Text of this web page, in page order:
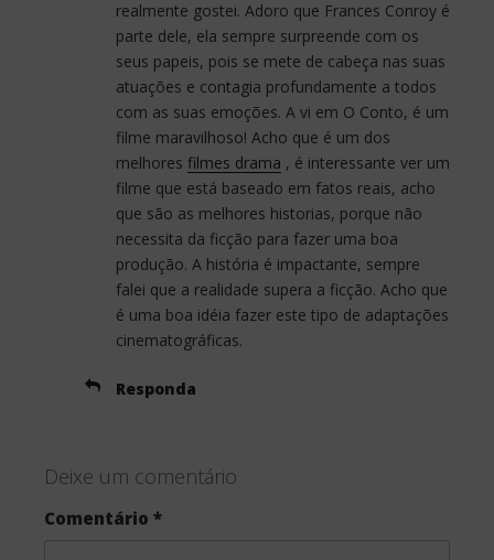
realmente gostei. Adoro que Frances Conroy é
parte dele, ela sempre surpreende com os
seus papeis, pois se mete de cabeça nas suas
atuações e contagia profundamente a todos
com as suas emoções. A vi em O Conto, é um
filme maravilhoso! Acho que é um dos
melhores filmes drama , é interessante ver um
filme que está baseado em fatos reais, acho
que são as melhores historias, porque não
necessita da ficção para fazer uma boa
produção. A história é impactante, sempre
falei que a realidade supera a ficção. Acho que
é uma boa idéia fazer este tipo de adaptações
cinematográficas.
Responda
Deixe um comentário
Comentário *